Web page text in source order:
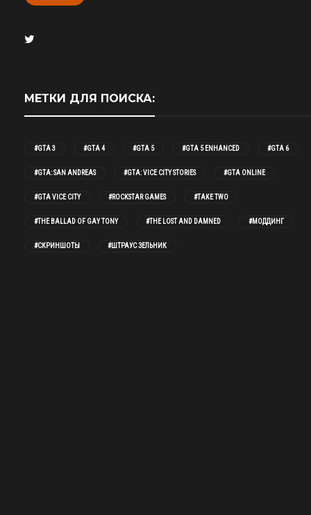
МЕТКИ ДЛЯ ПОИСКА:
#GTA 3 #GTA 4 #GTA 5 #GTA 5 ENHANCED #GTA 6
#GTA: SAN ANDREAS #GTA: VICE CITY STORIES #GTA ONLINE
#GTA VICE CITY #ROCKSTAR GAMES #TAKE TWO
#THE BALLAD OF GAY TONY #THE LOST AND DAMNED #МОДДИНГ
#СКРИНШОТЫ #ШТРАУС ЗЕЛЬНИК